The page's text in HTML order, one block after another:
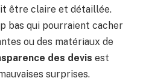
être claire et détaillée.
bas qui pourraient cacher
ou des matériaux de
des devis est
surprises.